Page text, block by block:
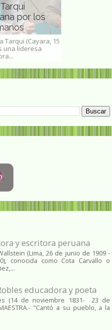
por los
Tarqui (Cayara, 15
una lideresa
y escritora peruana
(Lima, 26 de junio de 1909 -
conocida como Cota Carvallo o
educadora y poeta
(14 de noviembre 1831- 23 de
"Cantó a su pueblo, a la